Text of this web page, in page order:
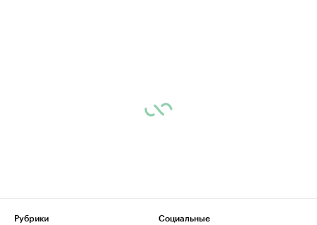
Рубрики
Социальные